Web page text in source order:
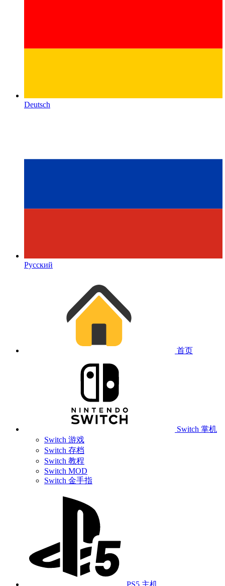
Deutsch
Русский
首页
Switch 掌机
Switch 游戏
Switch 存档
Switch 教程
Switch MOD
Switch 金手指